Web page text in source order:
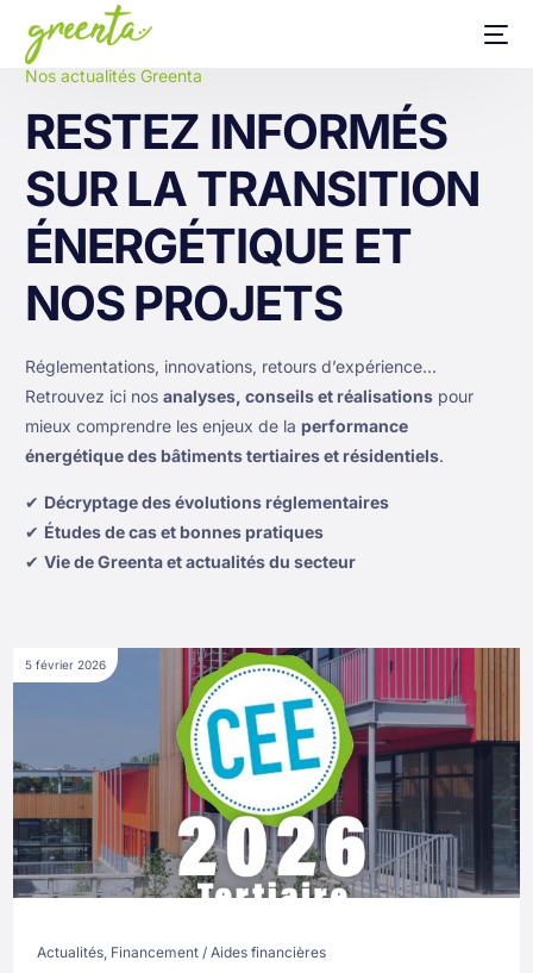
Nos actualités Greenta
RESTEZ INFORMÉS
SUR LA TRANSITION
ÉNERGÉTIQUE ET
NOS PROJETS
Réglementations, innovations, retours d’expérience…
Retrouvez ici nos analyses, conseils et réalisationspour
mieux comprendre les enjeux de la performance
énergétique des bâtiments tertiaires et résidentiels.
✔ Décryptage des évolutions réglementaires
✔ Études de cas et bonnes pratiques
✔ Vie de Greenta et actualités du secteur
5 février 2026
Actualités Financement / Aides financières